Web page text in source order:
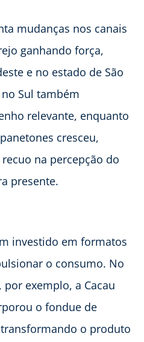
mudanças nos canais
ganhando força,
e no estado de São
Sul também
relevante, enquanto
cresceu,
na percepção do
presente.
investido em formatos
o consumo. No
exemplo, a Cacau
o fondue de
o produto